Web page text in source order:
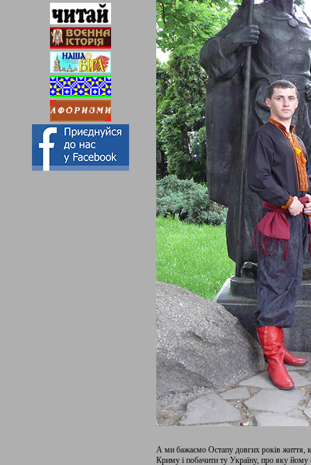
А ми бажаємо Остапу довгих років життя,
Криму і побачити ту Україну, про яку йому